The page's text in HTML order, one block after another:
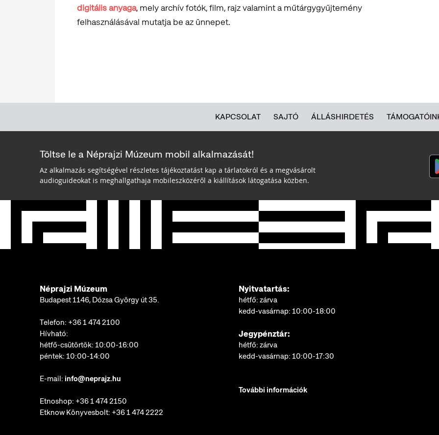
digitális anyaga, mely archív fotók, film, rajz valamint a műtárgygyűjtemény
felhasználásával mutatja be az ünnepet.
KAPCSOLAT SAJTÓ ÁLLÁSHIRDETÉS
Töltse le a Néprajzi Múzeum mobil alkalmazását!
Az alkalmazás segítségével részletes tájékoztatást kap a tárlatokról és a megvásárolt
audioguideokat is meghallgathaja mobileszközéről a kiállítások látogatása közben.
Néprajzi Múzeum
Budapest 1146, Dózsa György út 35.
Telefon: +36 1 474 2100
Hívható:
hétfő-csütörtök: 10:00-16:00
péntek: 10:00-14:00
E-mail: info@neprajz.hu
Etnoshop: +36 1 474 2150
Etknow Könyvesbolt: +36 1 474 2222
Nyitvatartás:
hétfő: zárva
kedd-vasárnap: 10:00-18:00
Jegypénztár:
hétfő: zárva
kedd-vasárnap: 10:00-17:30
További információk